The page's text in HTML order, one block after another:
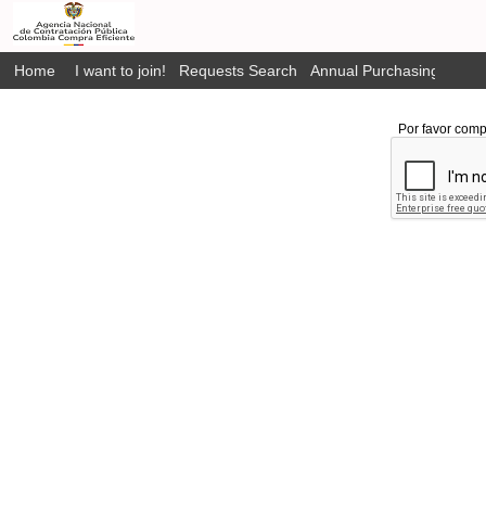
Home I want to join! Requests Search Annual Purchasing Plan
Por favor